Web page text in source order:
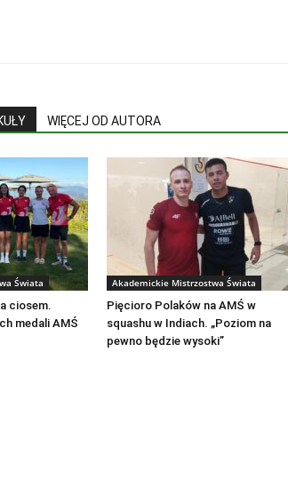
WIĘCEJ OD AUTORA
Świata
ciosem.
medali AMŚ
Akademickie Mistrzostwa Świata
Pięcioro Polaków na AMŚ w
squashu w Indiach. „Poziom na
pewno będzie wysoki”